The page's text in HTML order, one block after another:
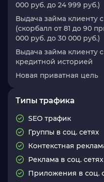
000 руб. до 24 999 руб.)
Выдача займа клиенту
(cкорбалл от 81 до 90
000 руб. до 30 000 руб.)
Выдача займа клиенту
кредитной историей
Новая приватная цель
Типы трафика
SEO трафик
Группы в соц. сетях
Контекстная
Реклама в соц. сетях
Приложения в соц.